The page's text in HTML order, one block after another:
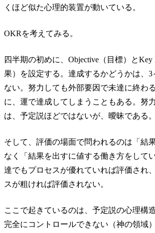
くほど似た心理的装置が動いている。
OKRを考えてみる。
四半期の初めに、Objective（目標）とKey
果）を設定する。達成するかどうかは、3
ない。努力しても外部要因で未達に終わ
に、運で達成してしまうこともある。努
は、予定説ほどではないが、曖昧である。
そして、評価の場面で問われるのは「結
なく「結果を出すに値する働き方をして
達でもプロセスが優れていれば評価され
スが粗ければ評価されない。
ここで起きているのは、予定説の心理構
完全にコントロールできない（神の領域